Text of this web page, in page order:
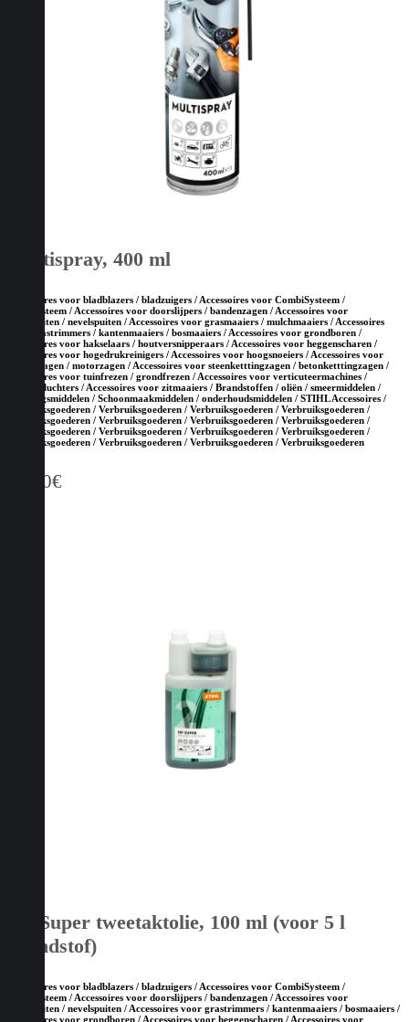
Multispray, 400 ml
Accessoires voor bladblazers / bladzuigers / Accessoires voor CombiSysteem /
MultiSysteem / Accessoires voor doorslijpers / bandenzagen / Accessoires voor
drukspuiten / nevelspuiten / Accessoires voor grasmaaiers / mulchmaaiers / Accessoires
voor grastrimmers / kantenmaaiers / bosmaaiers / Accessoires voor grondboren /
Accessoires voor hakselaars / houtversnipperaars / Accessoires voor heggenscharen /
Accessoires voor hogedrukreinigers / Accessoires voor hoogsnoeiers / Accessoires voor
kettingzagen / motorzagen / Accessoires voor steenketttingzagen / betonketttingzagen /
Accessoires voor tuinfrezen / grondfrezen / Accessoires voor verticuteermachines /
gazonbeluchters / Accessoires voor zitmaaiers / Brandstoffen / oliën / smeermiddelen /
reinigingsmiddelen / Schoonmaakmiddelen / onderhoudsmiddelen / STIHL Accessoires /
Verbruiksgoederen / Verbruiksgoederen / Verbruiksgoederen / Verbruiksgoederen /
Verbruiksgoederen / Verbruiksgoederen / Verbruiksgoederen / Verbruiksgoederen /
Verbruiksgoederen / Verbruiksgoederen / Verbruiksgoederen / Verbruiksgoederen /
Verbruiksgoederen / Verbruiksgoederen / Verbruiksgoederen / Verbruiksgoederen
11,30€
HP Super tweetaktolie, 100 ml (voor 5 l
brandstof)
Accessoires voor bladblazers / bladzuigers / Accessoires voor CombiSysteem /
MultiSysteem / Accessoires voor doorslijpers / bandenzagen / Accessoires voor
drukspuiten / nevelspuiten / Accessoires voor grastrimmers / kantenmaaiers / bosmaaiers /
Accessoires voor grondboren / Accessoires voor heggenscharen / Accessoires voor